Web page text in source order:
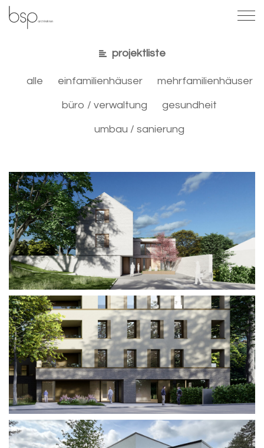
projektliste
alle einfamilienhäuser mehrfamilienhäuser
büro / verwaltung gesundheit
umbau / sanierung